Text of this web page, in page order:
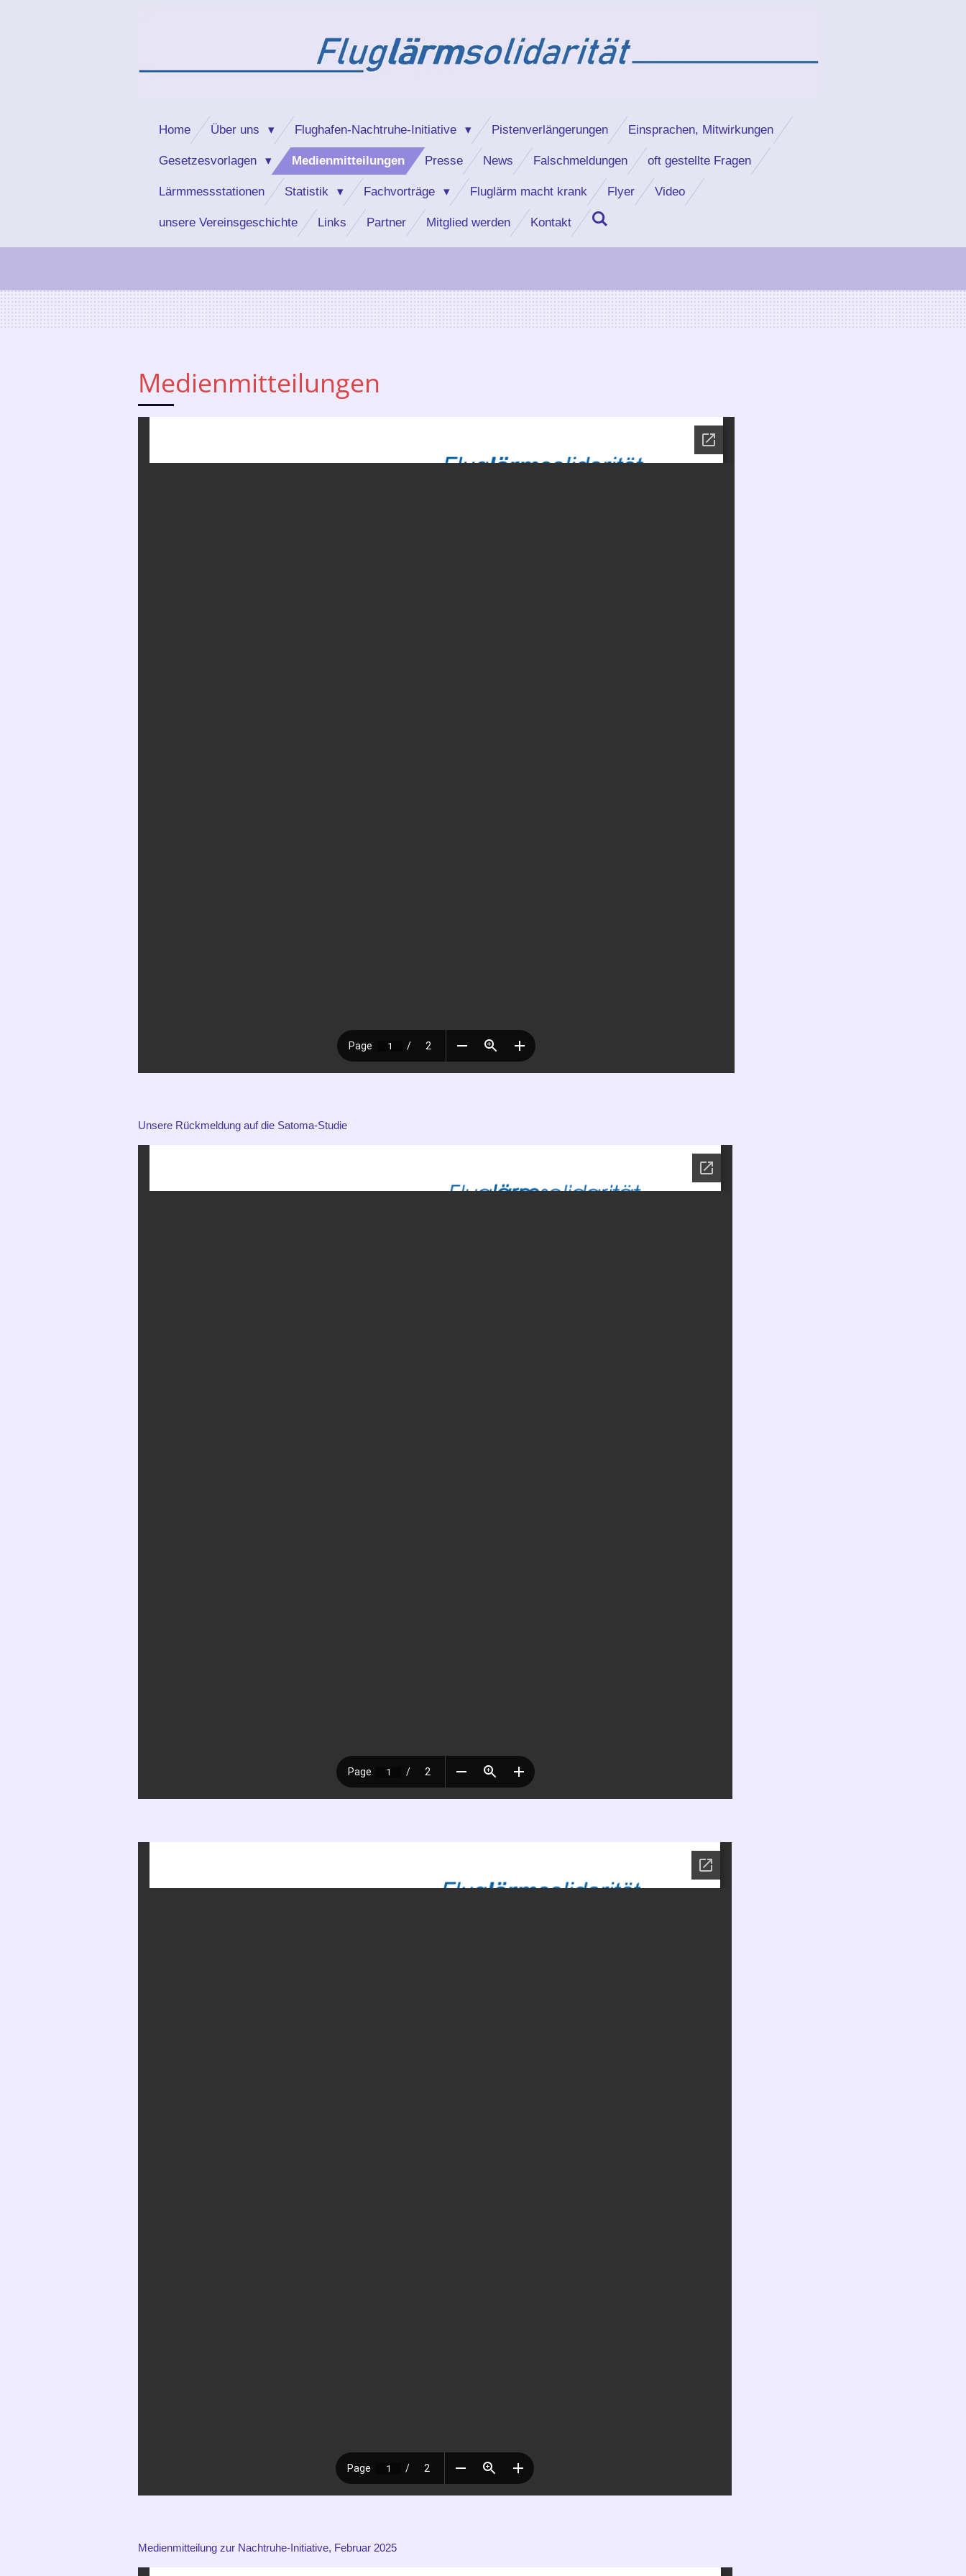
Home Über uns Flughafen-Nachtruhe-Initiative Pistenverlängerungen Einsprachen, Mitwirkungen
Gesetzesvorlagen Medienmitteilungen Presse News Falschmeldungen oft gestellte Fragen
Lärmmessstationen Statistik Fachvorträge Fluglärm macht krank Flyer Video
unsere Vereinsgeschichte Links Partner Mitglied werden Kontakt
Medienmitteilungen
Unsere Rückmeldung auf die Satoma-Studie
Medienmitteilung zur Nachtruhe-Initiative, Februar 2025